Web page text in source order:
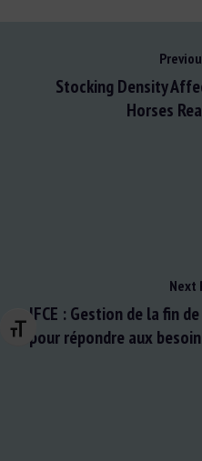
Changer la taille de la police
Stocking Density
Horses
Next
IFCE : Gestion de la fin
pour répondre aux